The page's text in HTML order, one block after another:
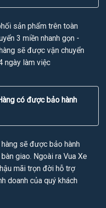
sản phẩm trên toàn
3 miền nhanh gọn -
sẽ được vận chuyển
ngày làm việc
có được bảo hành
sẽ được bảo hành
giao. Ngoài ra Vua Xe
mãi trọn đời hỗ trợ
doanh của quý khách